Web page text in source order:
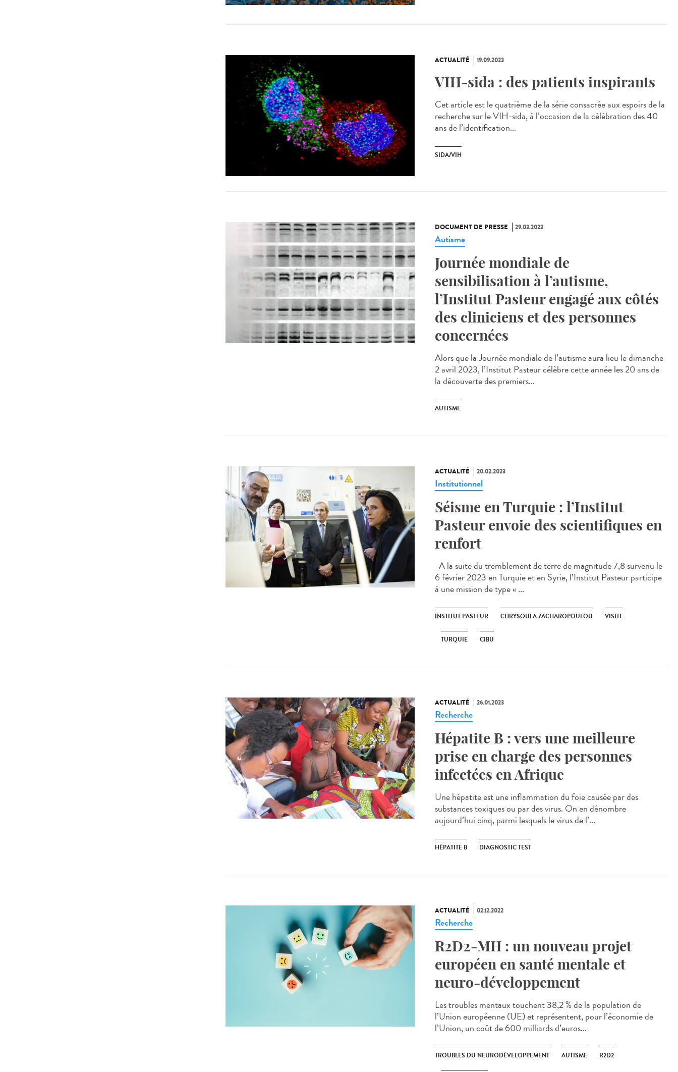
ACTUALITÉ 19.09.2023
VIH-sida : des patients inspirants
Cet article est le quatrième de la série consacrée aux espoirs de la
recherche sur le VIH-sida, à l’occasion de la célébration des 40
ans de l’identification...
SIDA/VIH
DOCUMENT DE PRESSE 29.03.2023
Autisme
Journée mondiale de
sensibilisation à l’autisme,
l’Institut Pasteur engagé aux côtés
des cliniciens et des personnes
concernées
Alors que la Journée mondiale de l’autisme aura lieu le dimanche
2 avril 2023, l’Institut Pasteur célèbre cette année les 20 ans de
la découverte des premiers...
AUTISME
ACTUALITÉ 20.02.2023
Institutionnel
Séisme en Turquie : l’Institut
Pasteur envoie des scientifiques en
renfort
A la suite du tremblement de terre de magnitude 7,8 survenu le
6 février 2023 en Turquie et en Syrie, l’Institut Pasteur participe
à une mission de type « ...
INSTITUT PASTEUR CHRYSOULA ZACHAROPOULOU VISITE
TURQUIE CIBU
ACTUALITÉ 26.01.2023
Recherche
Hépatite B : vers une meilleure
prise en charge des personnes
infectées en Afrique
Une hépatite est une inflammation du foie causée par des
substances toxiques ou par des virus. On en dénombre
aujourd’hui cinq, parmi lesquels le virus de l’...
HÉPATITE B DIAGNOSTIC TEST
ACTUALITÉ 02.12.2022
Recherche
R2D2-MH : un nouveau projet
européen en santé mentale et
neuro-développement
Les troubles mentaux touchent 38,2 % de la population de
l’Union européenne (UE) et représentent, pour l’économie de
l’Union, un coût de 600 milliards d’euros...
TROUBLES DU NEURODÉVELOPPEMENT AUTISME R2D2